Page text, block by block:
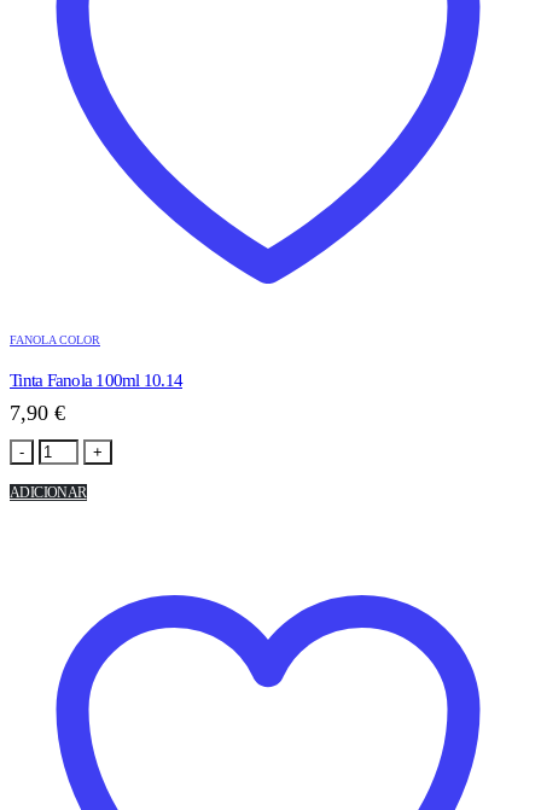
FANOLA COLOR
Tinta Fanola 100ml 10.14
7,90 €
- +
ADICIONAR